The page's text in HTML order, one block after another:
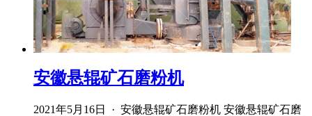
安徽悬辊矿石磨粉机
2021年5月16日 · 安徽悬辊矿石磨粉机 安徽悬辊矿石磨